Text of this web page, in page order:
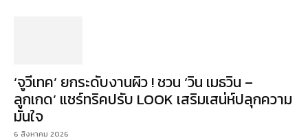
‘จูวีเทค’ ยกระดับงานผิว ! ชวน ‘วิน เมธวิน –
ลูกเกด’ แชร์ทริคปรับ LOOK เสริมเสน่ห์ปลุกความ
มั่นใจ
6 สิงหาคม 2026